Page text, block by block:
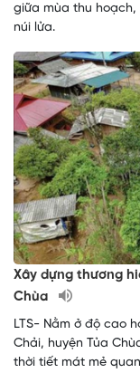
giữa mùa thu
núi lửa.
Xây dựng thương
Chùa
LTS- Nằm ở độ cao
Chải, huyện Tủa
thời tiết mát mẻ